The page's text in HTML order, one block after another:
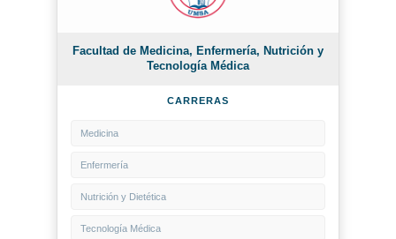
Facultad de Medicina, Enfermería, Nutrición y
Tecnología Médica
CARRERAS
Medicina
Enfermería
Nutrición y Dietética
Tecnología Médica